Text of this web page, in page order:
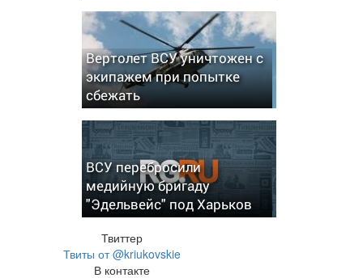
Вертолет ВСУ уничтожен с
экипажем при попытке
сбежать
ВСУ перебросили
медийную бригаду
"Эдельвейс" под Харьков
Твиттер
Твиты от @kriukovskie
В контакте